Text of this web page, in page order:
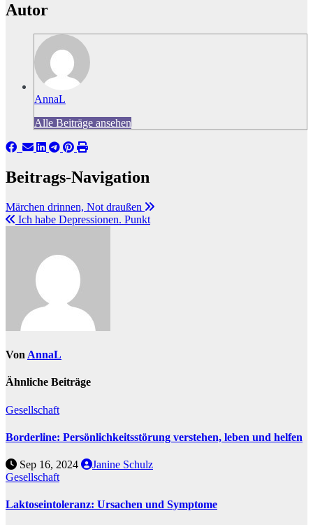
Autor
AnnaL
Alle Beiträge ansehen
Beitrags-Navigation
Märchen drinnen, Not draußen
Ich habe Depressionen. Punkt
Von AnnaL
Ähnliche Beiträge
Gesellschaft
Borderline: Persönlichkeitsstörung verstehen, leben und helfen
Sep 16, 2024
Janine Schulz
Gesellschaft
Laktoseintoleranz: Ursachen und Symptome